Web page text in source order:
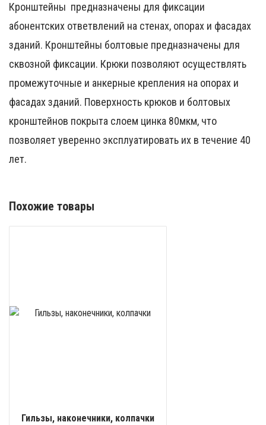
Кронштейны предназначены для фиксации
абонентских ответвлений на стенах, опорах и фасадах
зданий. Кронштейны болтовые предназначены для
сквозной фиксации. Крюки позволяют осуществлять
промежуточные и анкерные крепления на опорах и
фасадах зданий. Поверхность крюков и болтовых
кронштейнов покрыта слоем цинка 80мкм, что
позволяет уверенно эксплуатировать их в течение 40
лет.
Похожие товары
Гильзы, наконечники, колпачки